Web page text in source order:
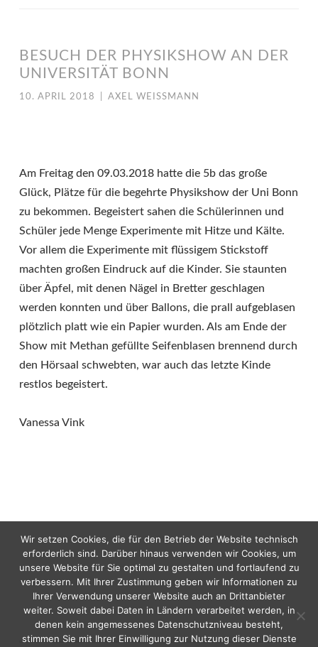
BESUCH DER PHYSIKSHOW AN DER
UNIVERSITÄT BONN
10. APRIL 2018 AXEL WEISSMANN
Am Freitag den 09.03.2018 hatte die 5b das große
Glück, Plätze für die begehrte Physikshow der Uni Bonn
zu bekommen. Begeistert sahen die Schülerinnen und
Schüler jede Menge Experimente mit Hitze und Kälte.
Vor allem die Experimente mit flüssigem Stickstoff
machten großen Eindruck auf die Kinder. Sie staunten
über Äpfel, mit denen Nägel in Bretter geschlagen
werden konnten und über Ballons, die prall aufgeblasen
plötzlich platt wie ein Papier wurden. Als am Ende der
Show mit Methan gefüllte Seifenblasen brennend durch
den Hörsaal schwebten, war auch das letzte Kinde
restlos begeistert.
Vanessa Vink
Wir setzen Cookies, die für den Betrieb der Website technisch
erforderlich sind. Darüber hinaus verwenden wir Cookies, um
unsere Website für Sie optimal zu gestalten und fortlaufend zu
verbessern. Mit Ihrer Zustimmung geben wir Informationen zu
Ihrer Verwendung unserer Website auch an Drittanbieter
weiter. Soweit dabei Daten in Ländern verarbeitet werden, in
denen kein angemessenes Datenschutzniveau besteht,
stimmen Sie mit Ihrer Einwilligung zur Nutzung dieser Dienste